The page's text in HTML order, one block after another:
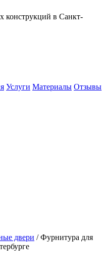
конструкций в Санкт-
Услуги Материалы Отзывы
двери /Фурнитура для